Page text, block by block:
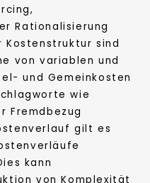
Rationalisierung
sind
von variablen und
und Gemeinkosten
wie
Fremdbezug
gilt es
kann
von Komplexität